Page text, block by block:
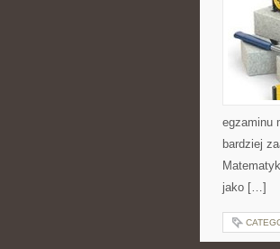
egzaminu
bardziej
jako […]